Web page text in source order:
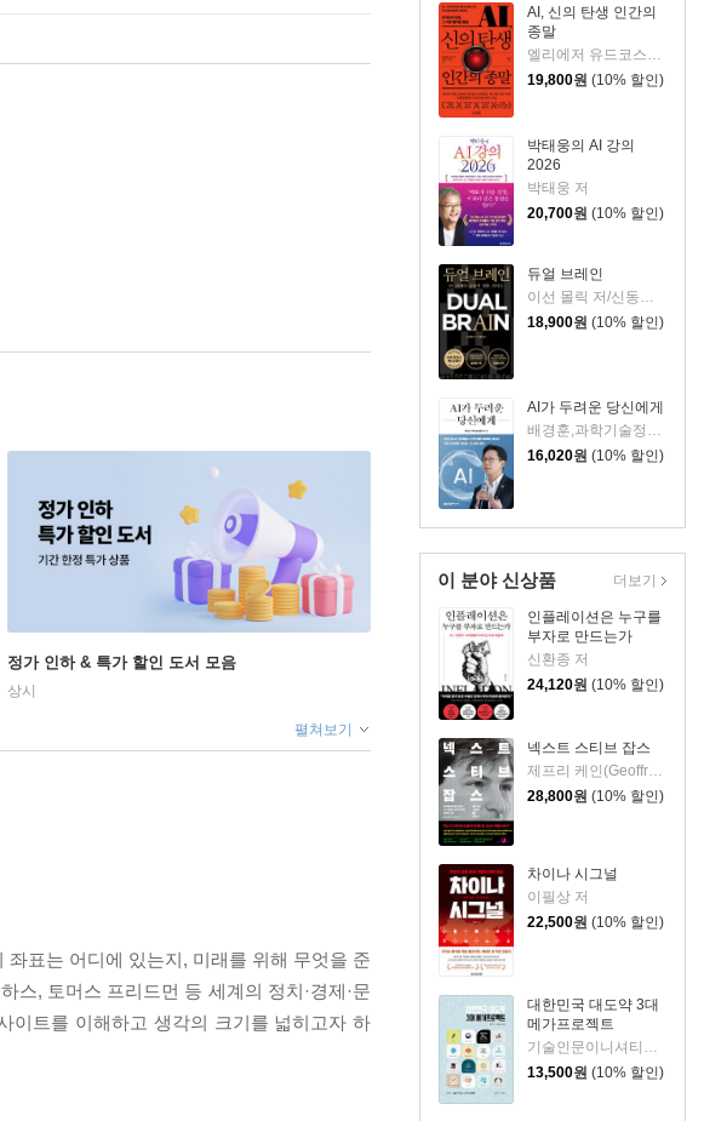
AI, 신의 탄생 인간의
종말
엘리에저 유드코스키,네이트 소아레스 공저/고영훈 역
19,800원 (10% 할인)
박태웅의 AI 강의
2026
박태웅 저
20,700원 (10% 할인)
듀얼 브레인
이선 몰릭 저/신동숙 역
18,900원 (10% 할인)
AI가 두려운 당신에게
16,020원 (10% 할인)
이 분야 신상품
인플레이션은 누구를
부자로 만드는가
신환종 저
24,120원 (10% 할인)
넥스트 스티브 잡스
제프리 케인(Geoffrey Cain) 저/이민석 역
28,800원 (10% 할인)
차이나 시그널
이필상 저
22,500원 (10% 할인)
대한민국 대도약 3대
메가프로젝트
기술인문이니셔티브 집현 저
13,500원 (10% 할인)
더보기
정가 인하 & 특가 할인 도서 모음
상시
펼쳐보기
좌표는 어디에 있는지, 미래를 위해 무엇을 준
스, 토머스 프리드먼 등 세계의 정치·경제·문
이트를 이해하고 생각의 크기를 넓히고자 하